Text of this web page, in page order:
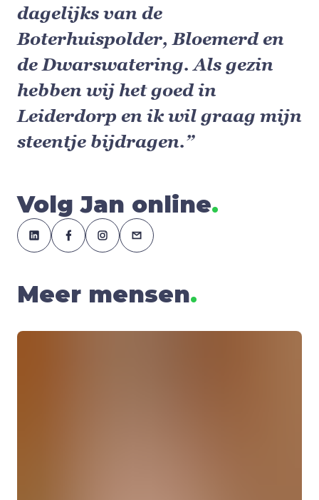
dagelijks van de
Boterhuispolder, Bloemerd en
de Dwarswatering. Als gezin
hebben wij het goed in
Leiderdorp en ik wil graag mijn
steentje bijdragen.”
Volg Jan online.
Meer mensen.